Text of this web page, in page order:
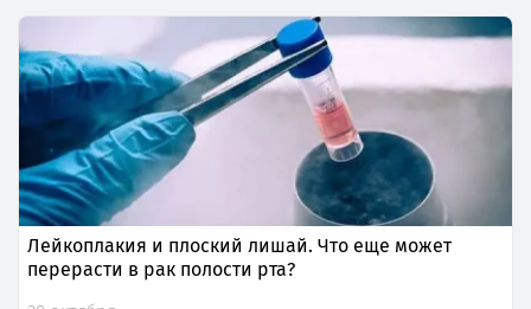
Лейкоплакия и плоский лишай. Что еще может
перерасти в рак полости рта?